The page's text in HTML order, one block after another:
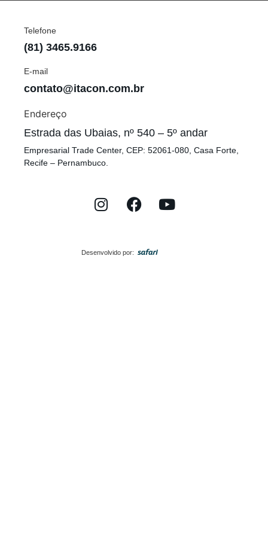
Telefone
(81) 3465.9166
E-mail
contato@itacon.com.br
Endereço
Estrada das Ubaias, nº 540 – 5º andar
Empresarial Trade Center, CEP: 52061-080, Casa Forte,
Recife – Pernambuco.
Desenvolvido por: